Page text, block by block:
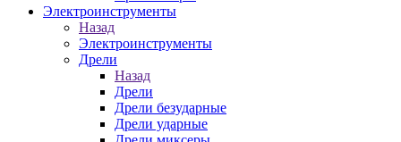
Электроинструменты
Назад
Электроинструменты
Дрели
Назад
Дрели
Дрели безударные
Дрели ударные